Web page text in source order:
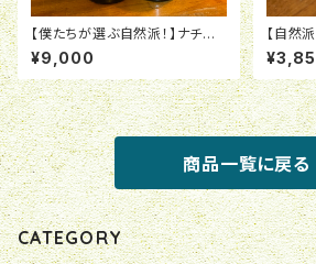
【僕たちが選ぶ自然派！】ナチュラ
ルワインTELOS赤白セット
¥9,000
【自然
ンドロ・
2021
商品一覧に戻る
CATEGORY